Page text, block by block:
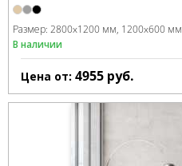
Размер: 2800x1200 мм 1200x600 мм
В наличии
Цена от: 4955 руб.